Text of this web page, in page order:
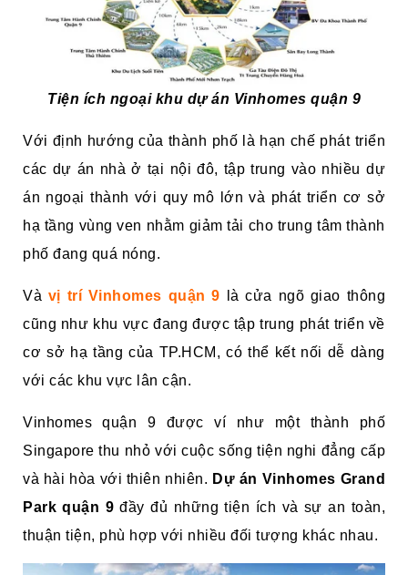
Tiện ích ngoại khu dự án Vinhomes quận 9
Với định hướng của thành phố là hạn chế phát triển
các dự án nhà ở tại nội đô, tập trung vào nhiều dự
án ngoại thành với quy mô lớn và phát triển cơ sở
hạ tầng vùng ven nhằm giảm tải cho trung tâm thành
phố đang quá nóng.
Và vị trí Vinhomes quận 9 là cửa ngõ giao thông
cũng như khu vực đang được tập trung phát triển về
cơ sở hạ tầng của TP.HCM, có thể kết nối dễ dàng
với các khu vực lân cận.
Vinhomes quận 9 được ví như một thành phố
Singapore thu nhỏ với cuộc sống tiện nghi đẳng cấp
và hài hòa với thiên nhiên. Dự án Vinhomes Grand
Park quận 9 đầy đủ những tiện ích và sự an toàn,
thuận tiện, phù hợp với nhiều đối tượng khác nhau.